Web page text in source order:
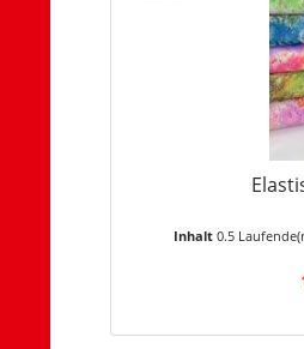
Inhalt 0.5